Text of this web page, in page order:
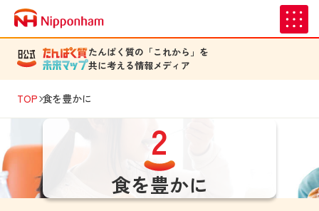
たんぱく質の「これから」を
共に考える情報メディア
TOP 食を豊かに
2
食を豊かに